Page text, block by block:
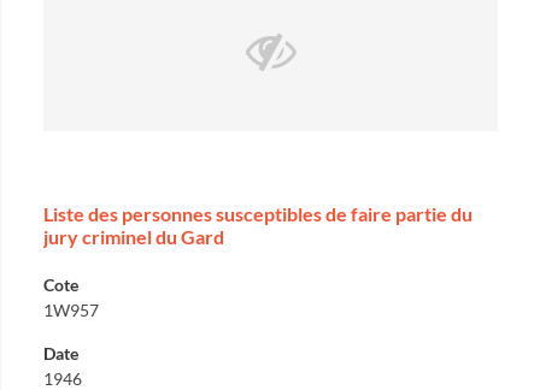
Liste des personnes susceptibles de faire partie du
jury criminel du Gard
Cote
1W957
Date
1946